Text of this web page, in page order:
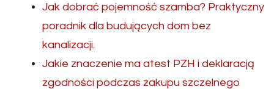
Jak dobrać pojemność szamba? Praktyczny
poradnik dla budujących dom bez
kanalizacji.
Jakie znaczenie ma atest PZH i deklaracją
zgodności podczas zakupu szczelnego